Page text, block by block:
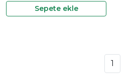
Sepete ekle
1